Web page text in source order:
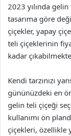
2023 yılında
tasarıma göre
çiçekler, yapay
teli çiçeklerinin
kadar
Kendi tarzınızı
gününüzdeki en
gelin teli çiçeği
kullanımı ön
çiçekleri, özellikle